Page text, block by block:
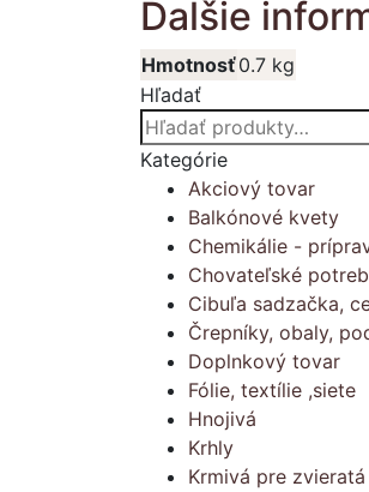
Ďalšie
Hmotnosť0.7 kg
Hľadať
Hľadať:
Kategórie
Akciový tovar
Balkónové kvety
Chemikálie -
Chovateľské
Cibuľa sadzačka,
Črepníky, obaly,
Doplnkový tovar
Fólie, textílie ,siete
Hnojivá
Krhly
Krmivá pre zvieratá